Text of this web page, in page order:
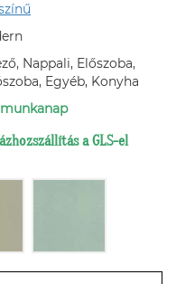
Nappali, Előszoba,
Egyéb, Konyha
munkanap
a GLS-el